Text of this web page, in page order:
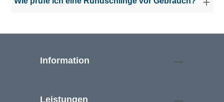
Information
Leistungen